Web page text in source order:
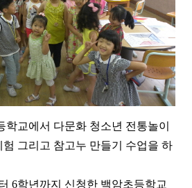
학교에서 다문화 청소년 전통놀이
그리고 참고누 만들기 수업을 하
6학년까지 신청한 백암초등학교